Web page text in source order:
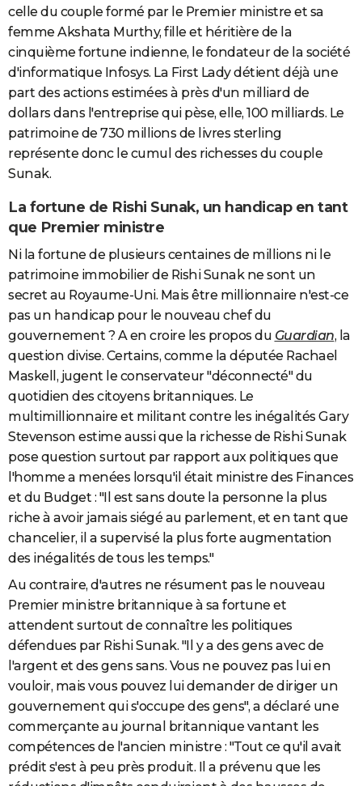
celle du couple formé par le Premier ministre et sa
femme Akshata Murthy, fille et héritière de la
cinquième fortune indienne, le fondateur de la société
d'informatique Infosys. La First Lady détient déjà une
part des actions estimées à près d'un milliard de
dollars dans l'entreprise qui pèse, elle, 100 milliards. Le
patrimoine de 730 millions de livres sterling
représente donc le cumul des richesses du couple
Sunak.
La fortune de Rishi Sunak, un handicap en tant
que Premier ministre
Ni la fortune de plusieurs centaines de millions ni le
patrimoine immobilier de Rishi Sunak ne sont un
secret au Royaume-Uni. Mais être millionnaire n'est-ce
pas un handicap pour le nouveau chef du
gouvernement ? A en croire les propos du Guardian, la
question divise. Certains, comme la députée Rachael
Maskell, jugent le conservateur "déconnecté" du
quotidien des citoyens britanniques. Le
multimillionnaire et militant contre les inégalités Gary
Stevenson estime aussi que la richesse de Rishi Sunak
pose question surtout par rapport aux politiques que
l'homme a menées lorsqu'il était ministre des Finances
et du Budget : "Il est sans doute la personne la plus
riche à avoir jamais siégé au parlement, et en tant que
chancelier, il a supervisé la plus forte augmentation
des inégalités de tous les temps."
Au contraire, d'autres ne résument pas le nouveau
Premier ministre britannique à sa fortune et
attendent surtout de connaître les politiques
défendues par Rishi Sunak. "Il y a des gens avec de
l'argent et des gens sans. Vous ne pouvez pas lui en
vouloir, mais vous pouvez lui demander de diriger un
gouvernement qui s'occupe des gens", a déclaré une
commerçante au journal britannique vantant les
compétences de l'ancien ministre : "Tout ce qu'il avait
prédit s'est à peu près produit. Il a prévenu que les